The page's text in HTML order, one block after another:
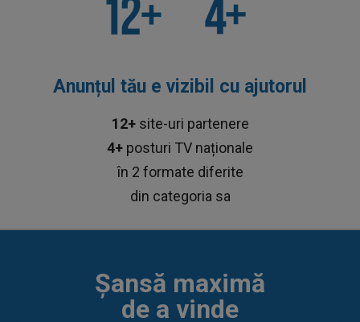
Anunțul tău e vizibil cu ajutorul
12+site-uri partenere
4+ posturi TV naționale
în 2 formate diferite
din categoria sa
Șansă maximă
de a vinde